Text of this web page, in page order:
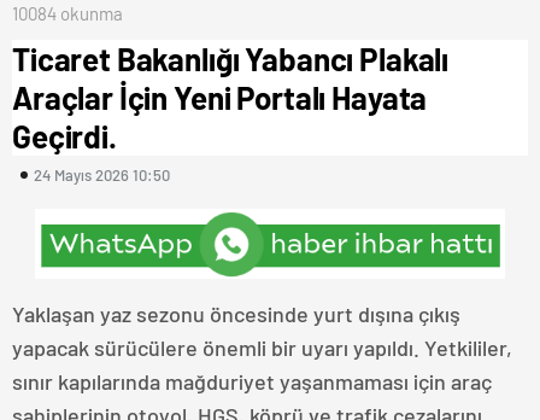
10084 okunma
Ticaret Bakanlığı Yabancı Plakalı
Araçlar İçin Yeni Portalı Hayata
Geçirdi.
24 Mayıs 2026 10:50
Yaklaşan yaz sezonu öncesinde yurt dışına çıkış
yapacak sürücülere önemli bir uyarı yapıldı. Yetkililer,
sınır kapılarında mağduriyet yaşanmaması için araç